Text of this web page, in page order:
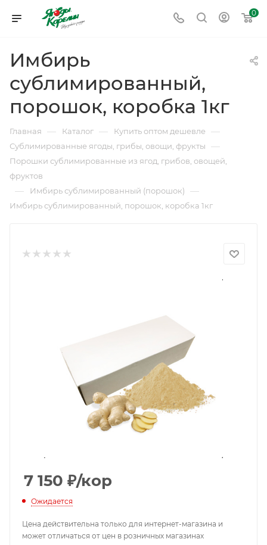
0
Имбирь
сублимированный,
порошок, коробка 1кг
Главная — Каталог — Купить оптом дешевле —
Сублимированные ягоды, грибы, овощи, фрукты —
Порошки сублимированные из ягод, грибов, овощей,
фруктов
— Имбирь сублимированный (порошок) —
Имбирь сублимированный, порошок, коробка 1кг
7 150 ₽/кор
Ожидается
Цена действительна только для интернет-магазина и
может отличаться от цен в розничных магазинах